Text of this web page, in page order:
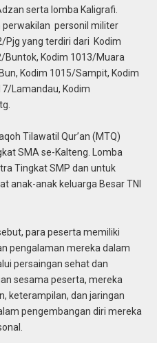
serta lomba Kaligrafi.
perwakilan personil militer
Pjg yang terdiri dari Kodim
Buntok, Kodim 1013/Muara
Kodim 1015/Sampit, Kodim
Lamandau, Kodim
Tilawatil Qur’an (MTQ)
SMA se-Kalteng. Lomba
Tingkat SMP dan untuk
anak-anak keluarga Besar TNI
para peserta memiliki
pengalaman mereka dalam
persaingan sehat dan
sesama peserta, mereka
keterampilan, dan jaringan
pengembangan diri mereka